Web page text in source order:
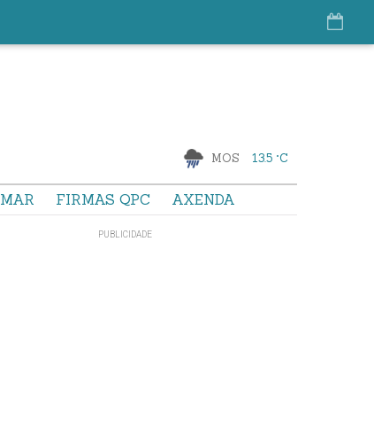
MOS 13.5 °C
MAR FIRMAS QPC AXENDA